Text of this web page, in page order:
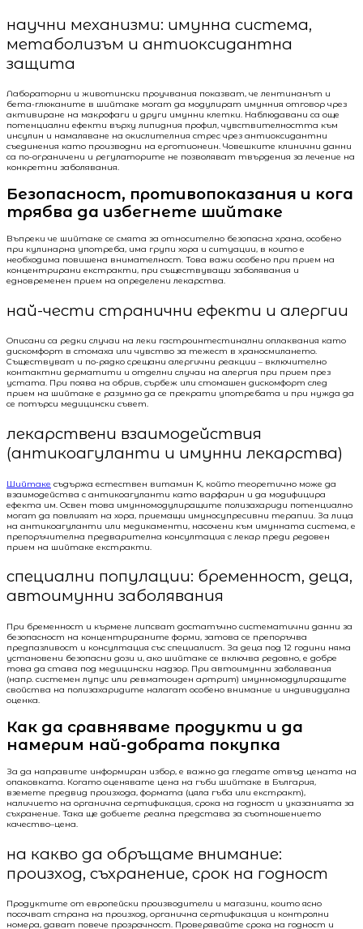
научни механизми: имунна система,
метаболизъм и антиоксидантна
защита
Лабораторни и животински проучвания показват, че лентинанът и
бета-глюканите в шийтаке могат да модулират имунния отговор чрез
активиране на макрофаги и други имунни клетки. Наблюдавани са още
потенциални ефекти върху липидния профил, чувствителността към
инсулин и намаляване на окислителния стрес чрез антиоксидантни
съединения като производни на ерготионеин. Човешките клинични данни
са по-ограничени и регулаторите не позволяват твърдения за лечение на
конкретни заболявания.
Безопасност, противопоказания и кога
трябва да избегнете шийтаке
Въпреки че шийтаке се смята за относително безопасна храна, особено
при кулинарна употреба, има групи хора и ситуации, в които е
необходима повишена внимателност. Това важи особено при прием на
концентрирани екстракти, при съществуващи заболявания и
едновременен прием на определени лекарства.
най-чести странични ефекти и алергии
Описани са редки случаи на леки гастроинтестинални оплаквания като
дискомфорт в стомаха или чувство за тежест в храносмилането.
Съществуват и по-рядко срещани алергични реакции – включително
контактни дерматити и отделни случаи на алергия при прием през
устата. При поява на обрив, сърбеж или стомашен дискомфорт след
прием на шийтаке е разумно да се прекрати употребата и при нужда да
се потърси медицински съвет.
лекарствени взаимодействия
(антикоагуланти и имунни лекарства)
Шийтаке съдържа естествен витамин K, който теоретично може да
взаимодействa с антикоагуланти като варфарин и да модифицира
ефекта им. Освен това имунномодулиращите полизахариди потенциално
могат да повлияят на хора, приемащи имуносупресивни терапии. За лица
на антикоагуланти или медикаменти, насочени към имунната система, е
препоръчителна предварителна консултация с лекар преди редовен
прием на шийтаке екстракти.
специални популации: бременност, деца,
автоимунни заболявания
При бременност и кърмене липсват достатъчно систематични данни за
безопасност на концентрираните форми, затова се препоръчва
предпазливост и консултация със специалист. За деца под 12 години няма
установени безопасни дози и, ако шийтаке се включва редовно, е добре
това да става под медицински надзор. При автоимунни заболявания
(напр. системен лупус или ревматоиден артрит) имунномодулиращите
свойства на полизахаридите налагат особено внимание и индивидуална
оценка.
Как да сравняваме продукти и да
намерим най-добрата покупка
За да направите информиран избор, е важно да гледате отвъд цената на
опаковката. Когато оценявате цена на гъби шийтаке в България,
вземете предвид произхода, формата (цяла гъба или екстракт),
наличието на органична сертификация, срока на годност и указанията за
съхранение. Така ще добиете реална представа за съотношението
качество–цена.
на какво да обръщаме внимание:
произход, съхранение, срок на годност
Продуктите от европейски производители и магазини, които ясно
посочват страна на произход, органична сертификация и контролни
номера, дават повече прозрачност. Проверявайте срока на годност и